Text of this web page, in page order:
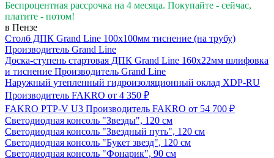
Беспроцентная рассрочка на 4 месяца. Покупайте - сейчас,
платите - потом!
в Пензе
Столб ДПК Grand Line 100х100мм тиснение (на трубу)
Производитель Grand Line
Доска-ступень стартовая ДПК Grand Line 160х22мм шлифовка
и тиснение Производитель Grand Line
Наружный утепленный гидроизоляционный оклад XDP-RU
Производитель FAKRO от 4 350 ₽
FAKRO PTP-V U3 Производитель FAKRO от 54 700 ₽
Светодиодная консоль "Звезды", 120 см
Светодиодная консоль "Звездный путь", 120 см
Светодиодная консоль "Букет звезд", 120 см
Светодиодная консоль "Фонарик", 90 см